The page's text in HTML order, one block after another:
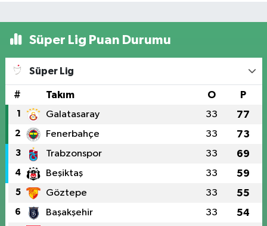
Süper Lig Puan Durumu
Süper Lig
# Takım O P
1 Galatasaray 33 77
2 Fenerbahçe 33 73
3 Trabzonspor 33 69
4 Beşiktaş 33 59
5 Göztepe 33 55
6 Başakşehir 33 54